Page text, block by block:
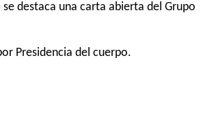
destaca una carta abierta del Grupo
Presidencia del cuerpo.